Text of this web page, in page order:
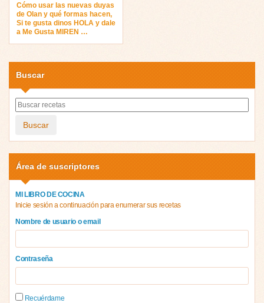
Cómo usar las nuevas duyas
de Olan y qué formas hacen,
Si te gusta dinos HOLA y dale
a Me Gusta MIREN …
Buscar
Buscar
Área de suscriptores
MI LIBRO DE COCINA
Inicie sesión a continuación para enumerar sus recetas
Nombre de usuario o email
Contraseña
Recuérdame